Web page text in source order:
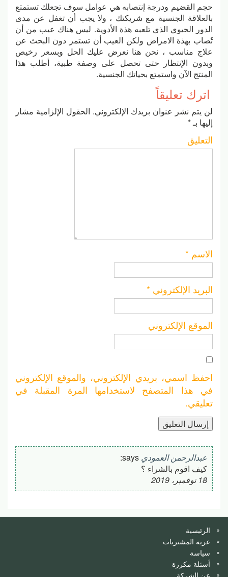
حجم القضيم ودرجة إنتصابه هي عوامل سوف تجعلك تستمتع
بالعلاقة الجنسية مع شريكتك ، ولا يجب أن تغفل عن مدى
الدور الحيوي الذي تلعبه هذة الأدوية. ليس هناك عيب من أن
تُصاب بهذة الامراض ولكن العيب أن تستمر دون البحث عن
علاج مناسب ، نحن هنا نعرض عليك الحل وبسعر رخيص
وبدون الإنتظار حتى تحصل على وصفة طبية، أطلب هذا
المنتج الآن واستمتع بحياتك الجنسية.
اترك تعليقاً
لن يتم نشر عنوان بريدك الإلكتروني. الحقول الإلزامية مشار
إليها بـ*
التعليق
الاسم *
البريد الإلكتروني *
الموقع الإلكتروني
احفظ اسمي، بريدي الإلكتروني، والموقع الإلكتروني
في هذا المتصفح لاستخدامها المرة المقبلة في
تعليقي.
عبدالرحمن العمودي says:
كيف اقوم بالشراء ؟
18 نوفمبر، 2019
الرئيسية
عربة المشتريات
سياسة
أسئلة مكررة
عن الشركة